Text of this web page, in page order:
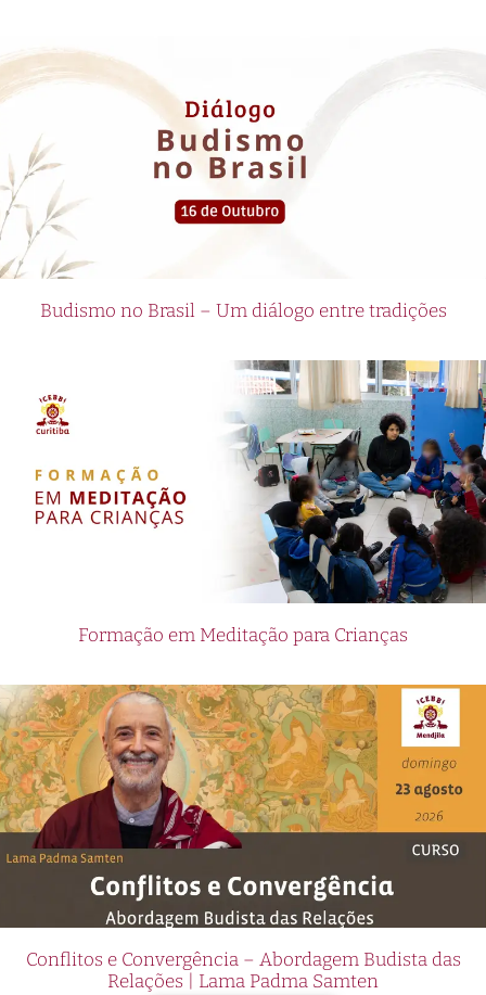
Budismo no Brasil – Um diálogo entre tradições
Formação em Meditação para Crianças
Conflitos e Convergência – Abordagem Budista das
Relações | Lama Padma Samten